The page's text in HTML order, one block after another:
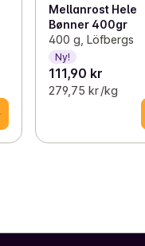
Mellanrost Hele
Bønner 400gr
400 g, Löfbergs
Ny!
111,90 kr
279,75 kr /kg